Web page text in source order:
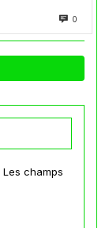
0
Les champs